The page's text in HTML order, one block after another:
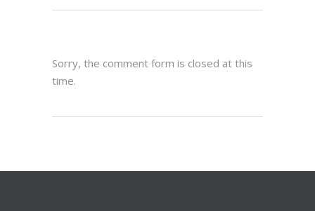
Sorry, the comment form is closed at this
time.